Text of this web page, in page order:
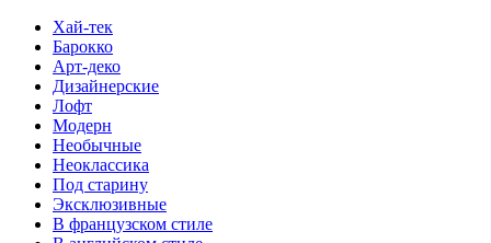
Хай-тек
Барокко
Арт-деко
Дизайнерские
Лофт
Модерн
Необычные
Неоклассика
Под старину
Эксклюзивные
В французском стиле